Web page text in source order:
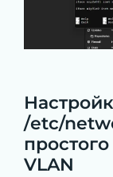
/etc/
VLAN